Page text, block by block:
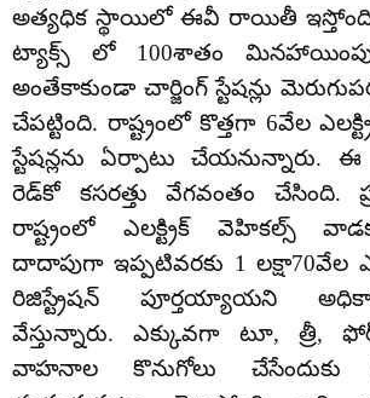
అత్యధిక స్థాయిలో ఈవీ రాయితీ ఇస్తోంది.
ట్యాక్స్ లో 100శాతం
అంతేకాకుండా చార్జింగ్ స్టేషన్లు
చేపట్టింది. రాష్ట్రంలో కొత్తగా 6వేల
స్టేషన్లను ఏర్పాటు చేయనున్నారు.
రెడ్‌కో కసరత్తు వేగవంతం చేసింది.
రాష్ట్రంలో ఎలక్ట్రిక్ వెహికల్స్
దాదాపుగా ఇప్పటివరకు 1 లక్షా70వేల
రిజిస్ట్రేషన్ పూర్తయ్యాయని
వేస్తున్నారు. ఎక్కువగా టూ, త్రీ,
వాహనాల కొనుగోలు చేసేందుకు